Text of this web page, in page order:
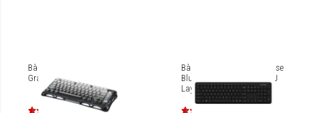
Bàn phím cơ Gaming
Gravastar Mercury K1
Bàn phím không dây Incase
Bluetooth Keyboard EN-EU
Layout QSZ-00017